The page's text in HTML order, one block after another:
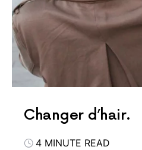
Changer d’hair.
4 MINUTE READ